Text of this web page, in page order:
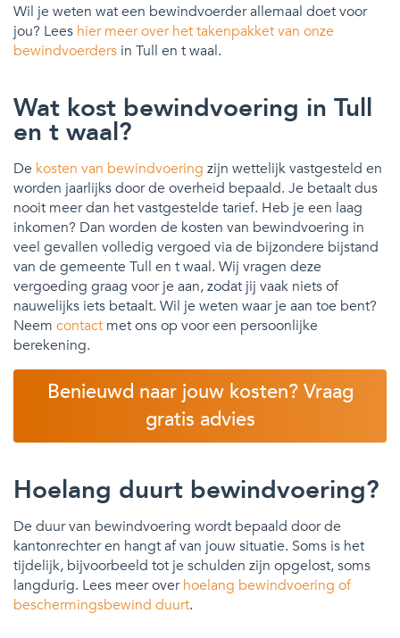
Wil je weten wat een bewindvoerder allemaal doet voor
jou? Lees hier meer over het takenpakket van onze
bewindvoerders in Tull en t waal.
Wat kost bewindvoering in Tull
en t waal?
De kosten van bewindvoering zijn wettelijk vastgesteld en
worden jaarlijks door de overheid bepaald. Je betaalt dus
nooit meer dan het vastgestelde tarief. Heb je een laag
inkomen? Dan worden de kosten van bewindvoering in
veel gevallen volledig vergoed via de bijzondere bijstand
van de gemeente Tull en t waal. Wij vragen deze
vergoeding graag voor je aan, zodat jij vaak niets of
nauwelijks iets betaalt. Wil je weten waar je aan toe bent?
Neem contact met ons op voor een persoonlijke
berekening.
Benieuwd naar jouw kosten? Vraag
gratis advies
Hoelang duurt bewindvoering?
De duur van bewindvoering wordt bepaald door de
kantonrechter en hangt af van jouw situatie. Soms is het
tijdelijk, bijvoorbeeld tot je schulden zijn opgelost, soms
langdurig. Lees meer overhoelang bewindvoering of
beschermingsbewind duurt.